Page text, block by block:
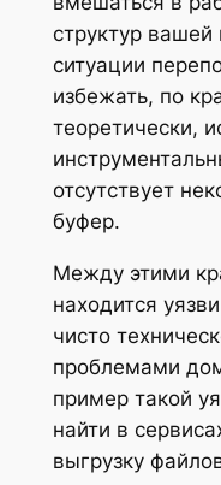
структур
ситуации
избежать, по
теоретически,
отсутствует
буфер.
Между этими
находится
чисто
проблемами
пример такой
найти в
выгрузку